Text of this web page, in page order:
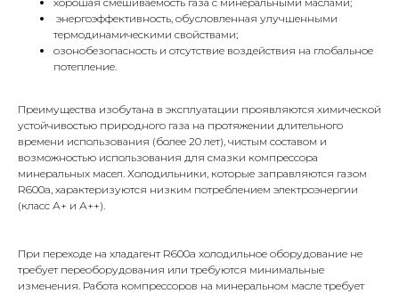
энергоэффективность, обусловленная улучшенными
термодинамическими свойствами;
озонобезопасность и отсутствие воздействия на глобальное
потепление.
Преимущества изобутана в эксплуатации проявляются химической
устойчивостью природного газа на протяжении длительного
времени использования (более 20 лет), чистым составом и
возможностью использования для смазки компрессора
минеральных масел. Холодильники, которые заправляются газом
R600a, характеризуются низким потреблением электроэнергии
(класс А+ и А++).
При переходе на хладагент R600a холодильное оборудование не
требует переоборудования или требуются минимальные
изменения. Работа компрессоров на минеральном масле требует